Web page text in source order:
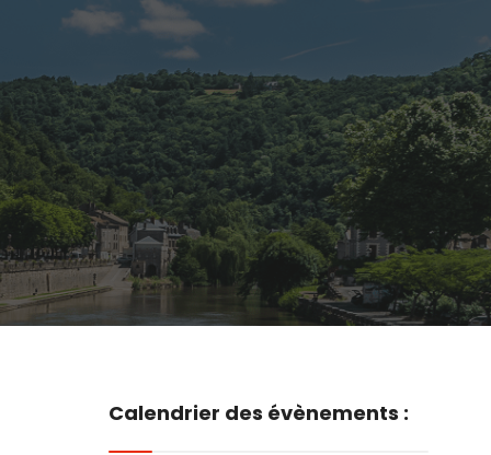
Calendrier des évènements :